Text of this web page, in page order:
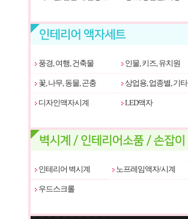
풍경, 여행, 건축물 인물, 키즈, 유치원
꽃, 나무, 동물, 곤충 상업용, 업종별, 기타
디자인액자시계 LED액자
인테리어 벽시계 노프레임액자/시계
우드스크롤